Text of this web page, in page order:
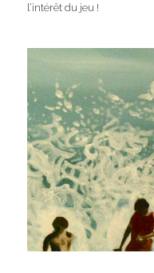
l’intérêt du jeu !